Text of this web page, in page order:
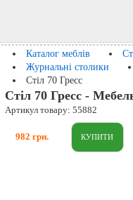
Каталог меблів
Журнальні столики
Стіл 70 Гресс
Стіл 70 Гресс -
Артикул товару: 55882
982 грн.